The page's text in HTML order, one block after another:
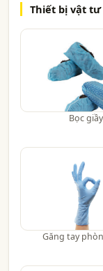
Thiết bị vật tư
Bọc giầy
Găng tay